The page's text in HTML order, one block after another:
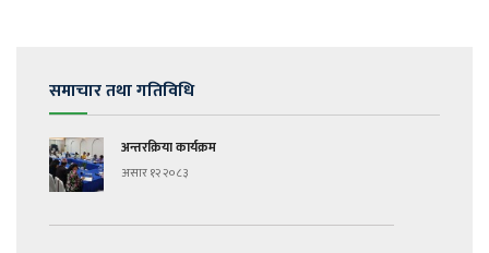
समाचार तथा गतिविधि
अन्तरक्रिया कार्यक्रम
असार १२ २०८३